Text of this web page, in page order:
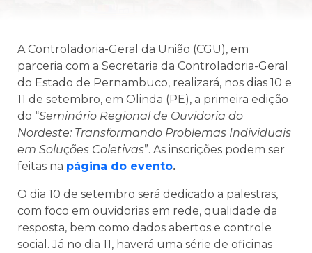
A Controladoria-Geral da União (CGU), em
parceria com a Secretaria da Controladoria-Geral
do Estado de Pernambuco, realizará, nos dias 10 e
11 de setembro, em Olinda (PE), a primeira edição
do “Seminário Regional de Ouvidoria do
Nordeste: Transformando Problemas Individuais
em Soluções Coletivas”. As inscrições podem ser
feitas na página do evento.
O dia 10 de setembro será dedicado a palestras,
com foco em ouvidorias em rede, qualidade da
resposta, bem como dados abertos e controle
social. Já no dia 11, haverá uma série de oficinas